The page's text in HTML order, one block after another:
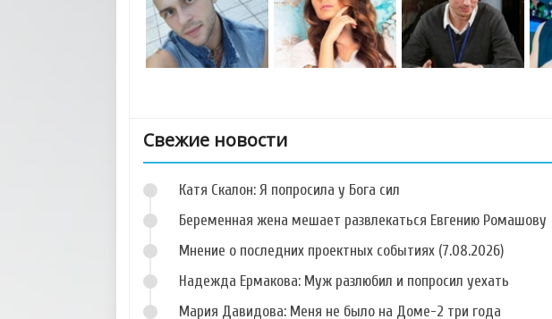
Фото Данила
Романова
Фото Кристины
Дерябиной
Фото Алины
Алексеевой
Свежие новости
Катя Скалон: Я попросила у Бога сил
Беременная жена мешает развлекаться Евгению Ромашову
Мнение о последних проектных событиях (7.08.2026)
Надежда Ермакова: Муж разлюбил и попросил уехать
Мария Давидова: Меня не было на Доме-2 три года